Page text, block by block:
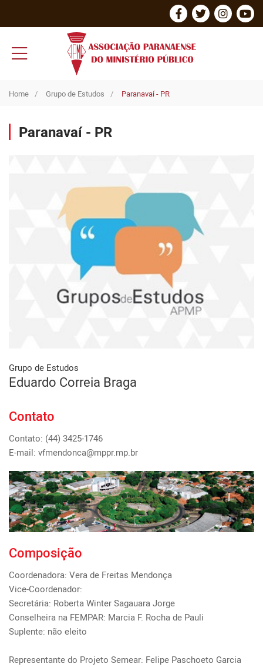
Home Grupo de Estudos Paranavaí - PR
Paranavaí - PR
Grupo de Estudos
Eduardo Correia Braga
Contato
Contato: (44) 3425-1746
E-mail: vfmendonca@mppr.mp.br
Composição
Coordenadora: Vera de Freitas Mendonça
Vice-Coordenador:
Secretária: Roberta Winter Sagauara Jorge
Conselheira na FEMPAR: Marcia F. Rocha de Pauli
Suplente: não eleito
Representante do Projeto Semear: Felipe Paschoeto Garcia